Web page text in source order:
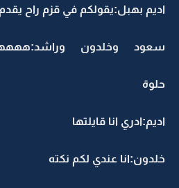
اديم بهبل:يقولكم في قزم راح
سعود وخلدون
حلوة
اديم:ادري انا قايلتها
خلدون:انا عندي لكم نكته